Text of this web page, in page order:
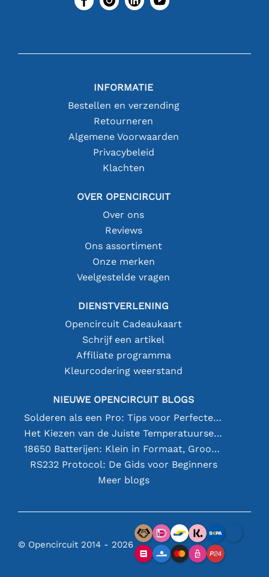
INFORMATIE
Bestellen en verzending
Retourneren
Algemene Voorwaarden
Privacybeleid
Klachten
OVER OPENCIRCUIT
Over ons
Reviews
Ons assortiment
Onze merken
Veelgestelde vragen
DIENSTVERLENING
Opencircuit Cadeaukaart
Schrijf een artikel
Affiliate programma
Kleurcodering weerstand
NIEUWE OPENCIRCUIT BLOGS
Solderen als een Pro: Tips voor Perfecte Elektronische Verbindingen
Het Kiezen van de Juiste Temperatuursensor [youtube]
18650 Batterijen: Klein in Formaat, Groot in Prestatie
RS232 Protocol: De Gids voor Beginners
Meer blogs
© Opencircuit 2014 - 2026